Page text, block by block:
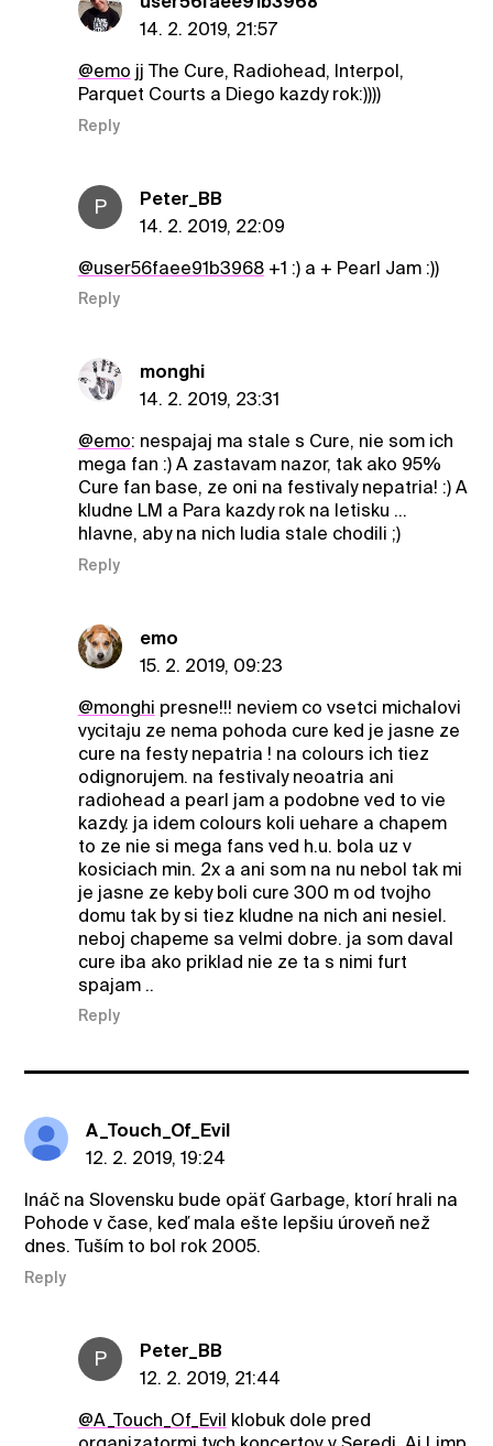
14. 2. 2019, 21:57
@emo jj The Cure, Radiohead, Interpol,
Parquet Courts a Diego kazdy rok:))))
Reply
P
Peter_BB
14. 2. 2019, 22:09
@user56faee91b3968+1 :) a + Pearl Jam :))
Reply
monghi
14. 2. 2019, 23:31
@emo: nespajaj ma stale s Cure, nie som ich
mega fan :) A zastavam nazor, tak ako 95%
Cure fan base, ze oni na festivaly nepatria! :) A
kludne LM a Para kazdy rok na letisku ...
hlavne, aby na nich ludia stale chodili ;)
Reply
emo
15. 2. 2019, 09:23
@monghi presne!!! neviem co vsetci michalovi
vycitaju ze nema pohoda cure ked je jasne ze
cure na festy nepatria ! na colours ich tiez
odignorujem. na festivaly neoatria ani
radiohead a pearl jam a podobne ved to vie
kazdy. ja idem colours koli uehare a chapem
to ze nie si mega fans ved h.u. bola uz v
kosiciach min. 2x a ani som na nu nebol tak mi
je jasne ze keby boli cure 300 m od tvojho
domu tak by si tiez kludne na nich ani nesiel.
neboj chapeme sa velmi dobre. ja som daval
cure iba ako priklad nie ze ta s nimi furt
spajam ..
Reply
A_Touch_Of_Evil
12. 2. 2019, 19:24
Ináč na Slovensku bude opäť Garbage, ktorí hrali na
Pohode v čase, keď mala ešte lepšiu úroveň než
dnes. Tuším to bol rok 2005.
Reply
P
Peter_BB
12. 2. 2019, 21:44
@A_Touch_Of_Evil klobuk dole pred